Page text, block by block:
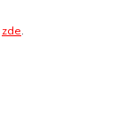
zde.